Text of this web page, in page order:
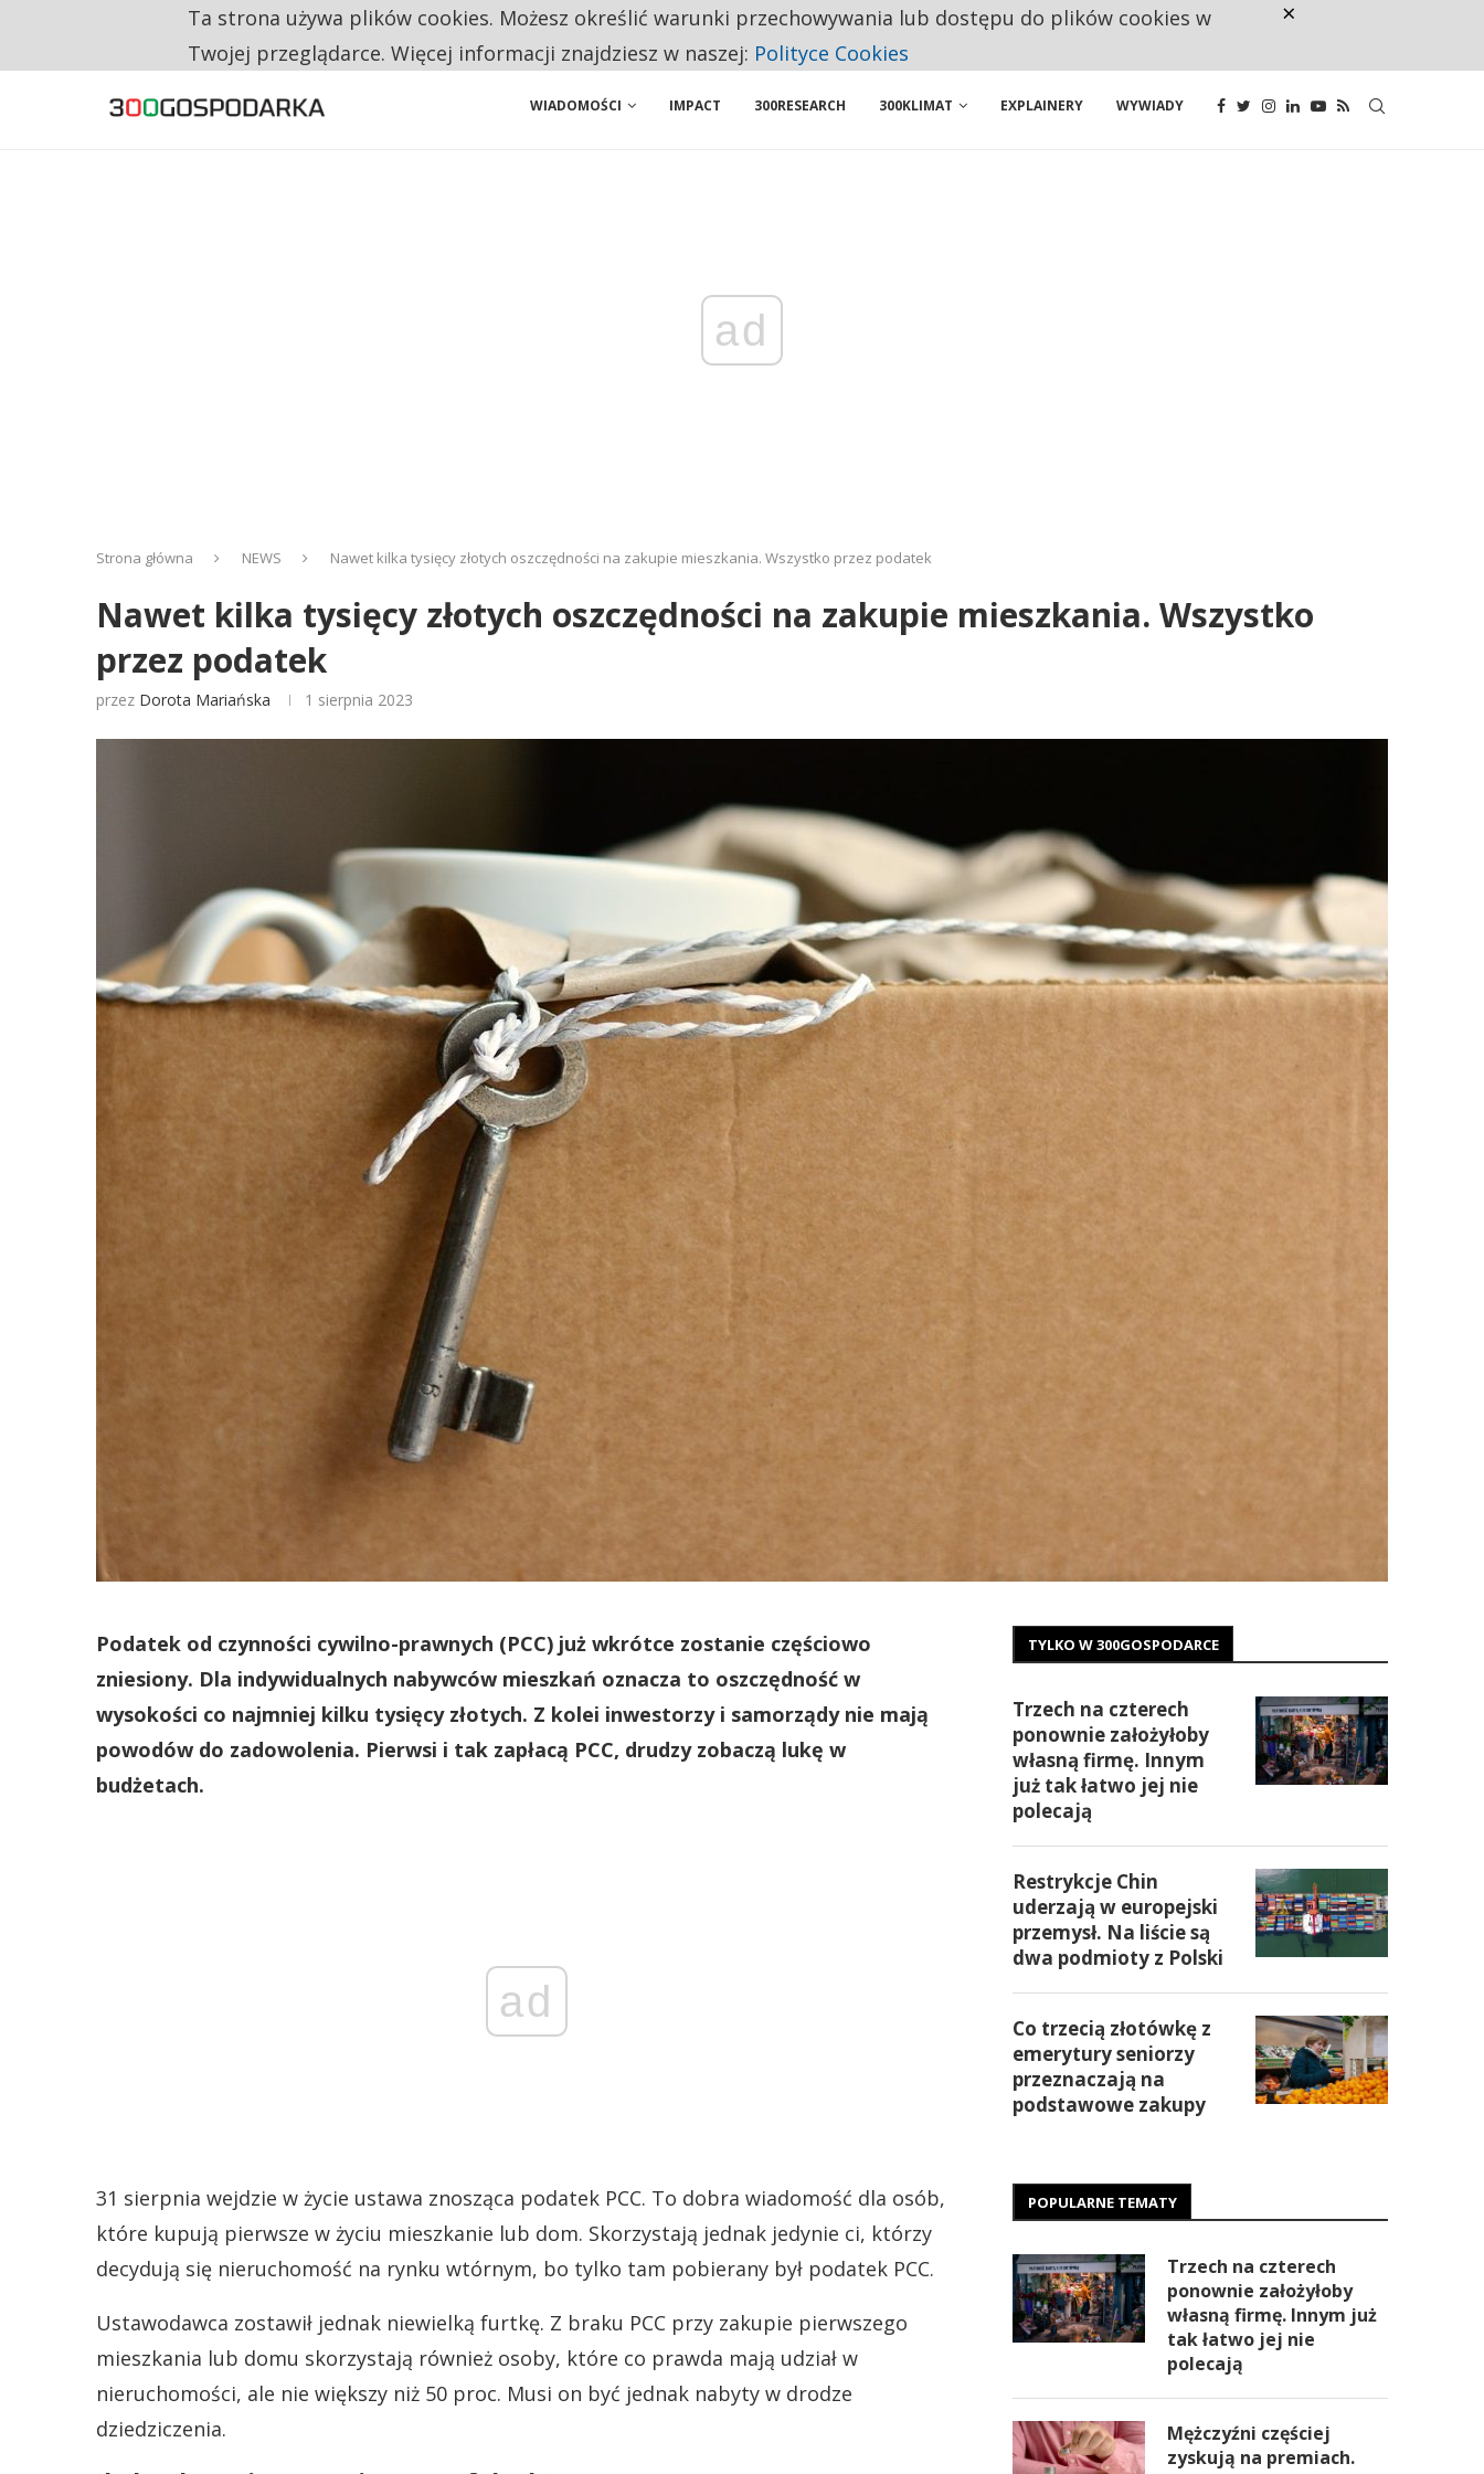
CO TRZECIĄ ZŁOTÓWKĘ Z EMERYTURY SENIORZY PRZEZNACZAJĄ NA PODSTAWOWE ZAKUPY
WIADOMOŚCI IMPACT 300RESEARCH 300KLIMAT EXPLAINERY WYWIADY
ad
Strona główna NEWS Nawet kilka tysięcy złotych oszczędności na zakupie mieszkania. Wszystko przez podatek
Nawet kilka tysięcy złotych oszczędności na zakupie mieszkania. Wszystko
przez podatek
przez Dorota Mariańska 1 sierpnia 2023
Podatek od czynności cywilno-prawnych (PCC) już wkrótce zostanie częściowo
zniesiony. Dla indywidualnych nabywców mieszkań oznacza to oszczędność w
wysokości co najmniej kilku tysięcy złotych. Z kolei inwestorzy i samorządy nie mają
powodów do zadowolenia. Pierwsi i tak zapłacą PCC, drudzy zobaczą lukę w
budżetach.
ad
31 sierpnia wejdzie w życie ustawa znosząca podatek PCC. To dobra wiadomość dla osób,
które kupują pierwsze w życiu mieszkanie lub dom. Skorzystają jednak jedynie ci, którzy
decydują się nieruchomość na rynku wtórnym, bo tylko tam pobierany był podatek PCC.
Ustawodawca zostawił jednak niewielką furtkę. Z braku PCC przy zakupie pierwszego
mieszkania lub domu skorzystają również osoby, które co prawda mają udział w
nieruchomości, ale nie większy niż 50 proc. Musi on być jednak nabyty w drodze
dziedziczenia.
TYLKO W 300GOSPODARCE
Trzech na czterech
ponownie założyłoby
własną firmę. Innym
już tak łatwo jej nie
polecają
Restrykcje Chin
uderzają w europejski
przemysł. Na liście są
dwa podmioty z Polski
Co trzecią złotówkę z
emerytury seniorzy
przeznaczają na
podstawowe zakupy
POPULARNE TEMATY
Trzech na czterech
ponownie założyłoby
własną firmę. Innym już
tak łatwo jej nie
polecają
Mężczyźni częściej
zyskują na premiach.
Ta strona używa plików cookies. Możesz określić warunki przechowywania lub dostępu do plików cookies w
Twojej przeglądarce. Więcej informacji znajdziesz w naszej: Polityce Cookies
×